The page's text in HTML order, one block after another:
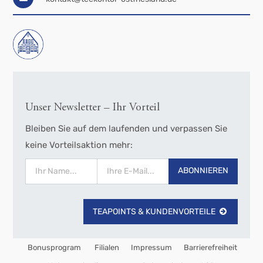
Unser Newsletter – Ihr Vorteil
Bleiben Sie auf dem laufenden und verpassen Sie
keine Vorteilsaktion mehr:
ABONNIEREN
TEAPOINTS & KUNDENVORTEILE
Bonusprogram Filialen Impressum Barrierefreiheit